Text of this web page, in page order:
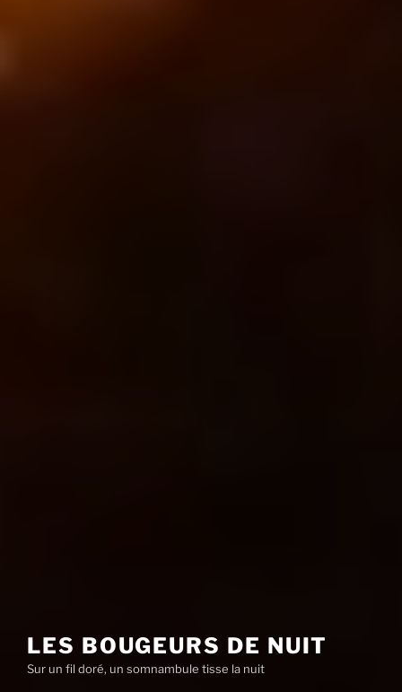
LES BOUGEURS DE NUIT
Sur un fil doré, un somnambule tisse la nuit